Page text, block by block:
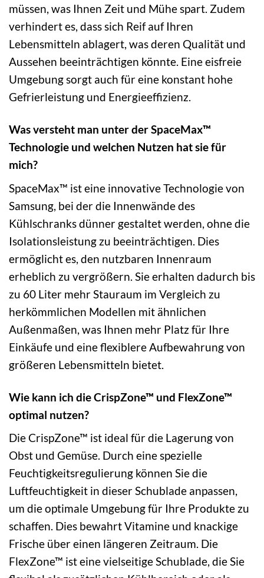
müssen, was Ihnen Zeit und Mühe spart. Zudem
verhindert es, dass sich Reif auf Ihren
Lebensmitteln ablagert, was deren Qualität und
Aussehen beeinträchtigen könnte. Eine eisfreie
Umgebung sorgt auch für eine konstant hohe
Gefrierleistung und Energieeffizienz.
Was versteht man unter der SpaceMax™
Technologie und welchen Nutzen hat sie für
mich?
SpaceMax™ ist eine innovative Technologie von
Samsung, bei der die Innenwände des
Kühlschranks dünner gestaltet werden, ohne die
Isolationsleistung zu beeinträchtigen. Dies
ermöglicht es, den nutzbaren Innenraum
erheblich zu vergrößern. Sie erhalten dadurch bis
zu 60 Liter mehr Stauraum im Vergleich zu
herkömmlichen Modellen mit ähnlichen
Außenmaßen, was Ihnen mehr Platz für Ihre
Einkäufe und eine flexiblere Aufbewahrung von
größeren Lebensmitteln bietet.
Wie kann ich die CrispZone™ und FlexZone™
optimal nutzen?
Die CrispZone™ ist ideal für die Lagerung von
Obst und Gemüse. Durch eine spezielle
Feuchtigkeitsregulierung können Sie die
Luftfeuchtigkeit in dieser Schublade anpassen,
um die optimale Umgebung für Ihre Produkte zu
schaffen. Dies bewahrt Vitamine und knackige
Frische über einen längeren Zeitraum. Die
FlexZone™ ist eine vielseitige Schublade, die Sie